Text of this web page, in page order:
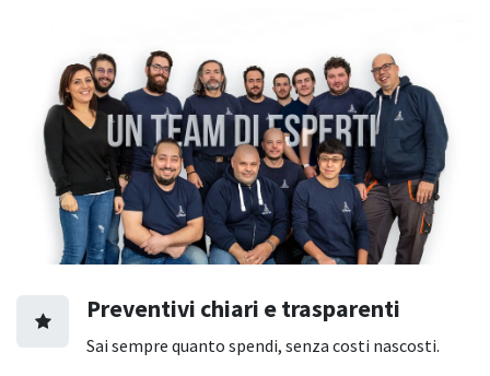
Preventivi chiari e trasparenti
Sai sempre quanto spendi, senza costi nascosti.